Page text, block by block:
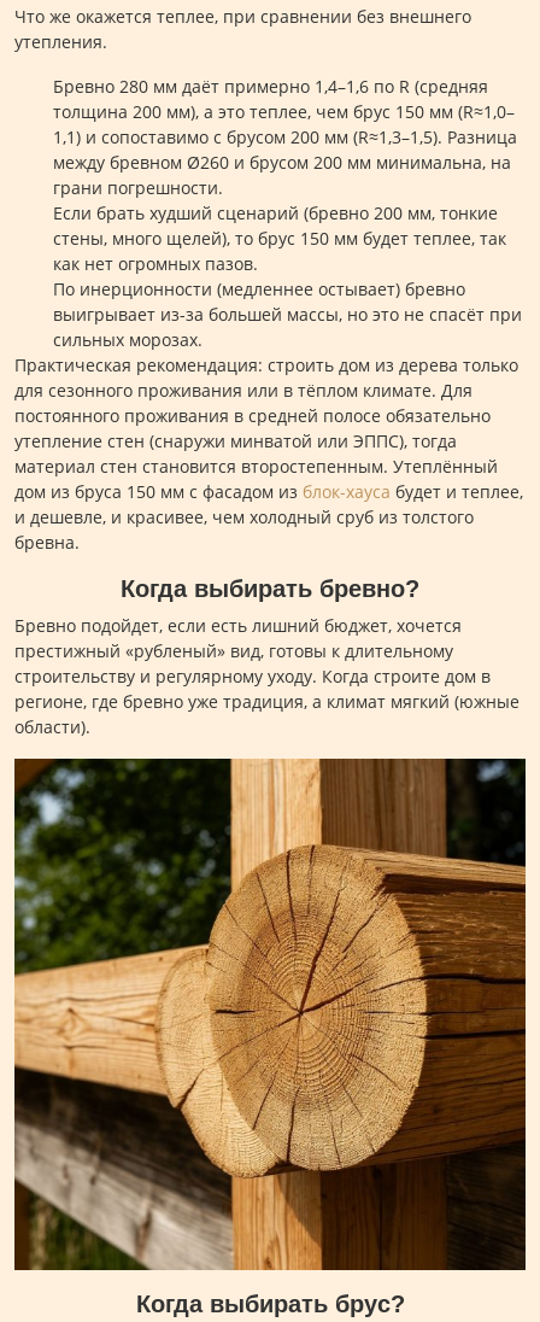
Что же окажется теплее, при сравнении без внешнего
утепления.
Бревно 280 мм даёт примерно 1,4–1,6 по R (средняя
толщина 200 мм), а это теплее, чем брус 150 мм (R≈1,0–
1,1) и сопоставимо с брусом 200 мм (R≈1,3–1,5). Разница
между бревном Ø260 и брусом 200 мм минимальна, на
грани погрешности.
Если брать худший сценарий (бревно 200 мм, тонкие
стены, много щелей), то брус 150 мм будет теплее, так
как нет огромных пазов.
По инерционности (медленнее остывает) бревно
выигрывает из-за большей массы, но это не спасёт при
сильных морозах.
Практическая рекомендация: строить дом из дерева только
для сезонного проживания или в тёплом климате. Для
постоянного проживания в средней полосе обязательно
утепление стен (снаружи минватой или ЭППС), тогда
материал стен становится второстепенным. Утеплённый
дом из бруса 150 мм с фасадом из блок-хауса будет и теплее,
и дешевле, и красивее, чем холодный сруб из толстого
бревна.
Когда выбирать бревно?
Бревно подойдет, если есть лишний бюджет, хочется
престижный «рубленый» вид, готовы к длительному
строительству и регулярному уходу. Когда строите дом в
регионе, где бревно уже традиция, а климат мягкий (южные
области).
Когда выбирать брус?